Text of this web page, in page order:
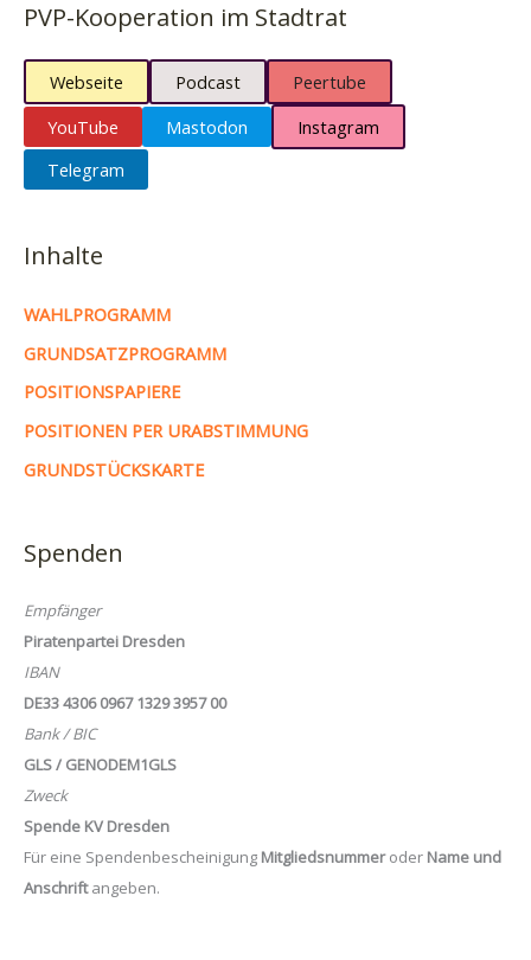
PVP-Kooperation im Stadtrat
Webseite Podcast
Peertube
YouTube
Mastodon
Instagram
Telegram
Inhalte
WAHLPROGRAMM
GRUNDSATZPROGRAMM
POSITIONSPAPIERE
POSITIONEN PER URABSTIMMUNG
GRUNDSTÜCKSKARTE
Spenden
Empfänger
Piratenpartei Dresden
IBAN
DE33 4306 0967 1329 3957 00
Bank / BIC
GLS / GENODEM1GLS
Zweck
Spende KV Dresden
Für eine Spendenbescheinigung Mitgliedsnummeroder Name und
Anschriftangeben.